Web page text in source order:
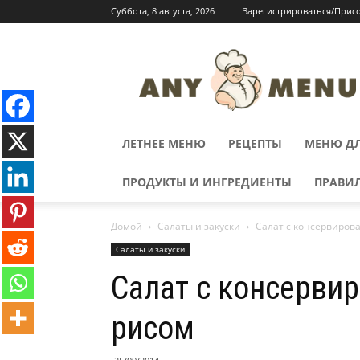
Суббота, 8 августа, 2026 Зарегистрироваться/
ЛЕТНЕЕ МЕНЮ РЕЦЕПТЫ МЕНЮ
ПРОДУКТЫ И ИНГРЕДИЕНТЫ
Домой Салаты и закуски Салат с
Салаты и закуски
Салат с
рисом